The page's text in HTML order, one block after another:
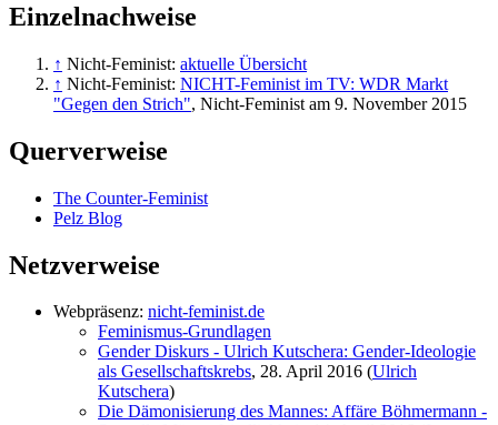
Einzelnachweise
↑ Nicht-Feminist: aktuelle Übersicht
↑ Nicht-Feminist: NICHT-Feminist im TV: WDR Markt
"Gegen den Strich", Nicht-Feminist am 9. November 2015
Querverweise
The Counter-Feminist
Pelz Blog
Netzverweise
Webpräsenz: nicht-feminist.de
Feminismus-Grundlagen
Gender Diskurs - Ulrich Kutschera: Gender-Ideologie
als Gesellschaftskrebs, 28. April 2016 (Ulrich
Kutschera)
Die Dämonisierung des Mannes: Affäre Böhmermann -